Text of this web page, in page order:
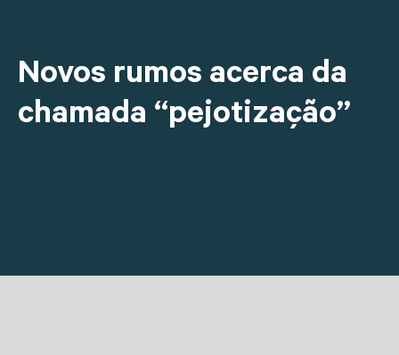
Novos rumos acerca da
chamada “pejotização”